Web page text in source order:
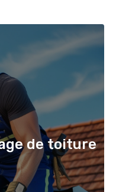
de toiture